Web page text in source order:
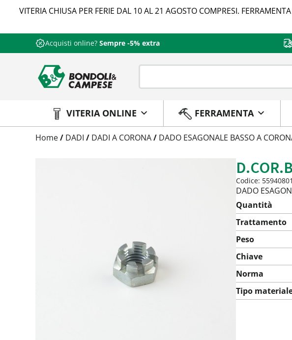
VITERIA CHIUSA PER FERIE DAL 10 AL 21 AGOSTO COMPRESI.
Acquisti online? Sempre -5% extra
VITERIA ONLINE FERRAMENTA
TrattamentoHome/ DADI / DADI A CORONA/ DADO ESAGONALE BASSO A
Codice:
DADO
Quantità
Trattamento
Peso
Chiave
Norma
Tipo